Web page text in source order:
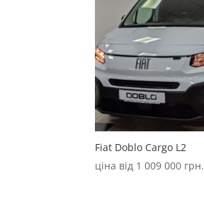
Fiat Doblo Cargo L2
ціна від 1 009 000 грн.